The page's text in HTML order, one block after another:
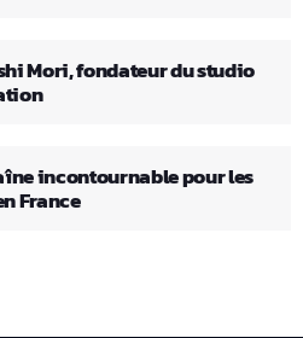
Mori, fondateur du studio
incontournable pour les
France